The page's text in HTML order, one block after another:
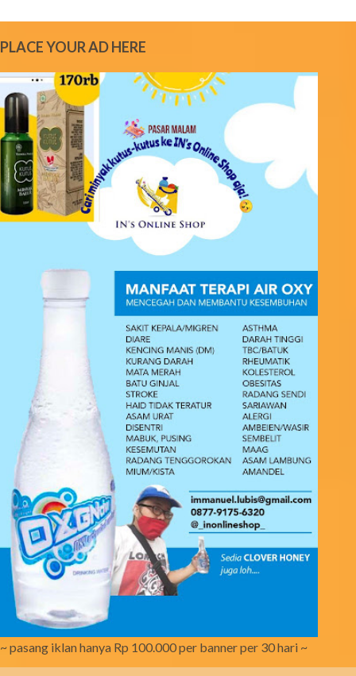
n
t
s
PLACE YOUR AD HERE
~ pasang iklan hanya Rp 100.000 per banner per 30 hari ~